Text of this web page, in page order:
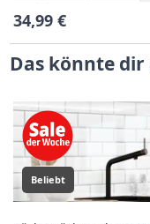
34,99 €
Das könnte
Beliebt